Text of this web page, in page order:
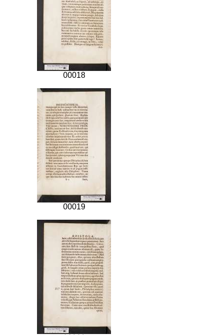
00018
00019